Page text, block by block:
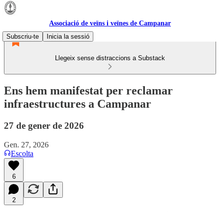
Associació de veïns i veïnes de Campanar
Subscriu-te
Inicia la sessió
Llegeix sense distraccions a Substack
Ens hem manifestat per reclamar
infraestructures a Campanar
27 de gener de 2026
Gen. 27, 2026
Escolta
6
2